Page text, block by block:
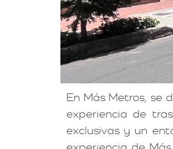
En Más Metros, se
experiencia de
exclusivas y un